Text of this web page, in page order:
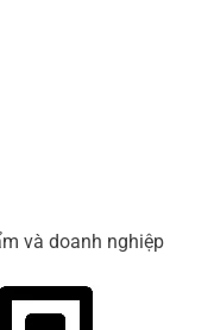
và doanh nghiệp